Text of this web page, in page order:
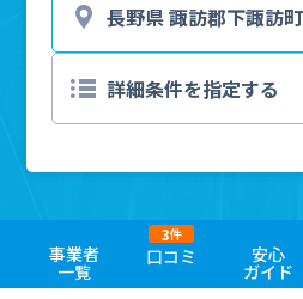
事業者
一覧
口コミ
3件
安心
ガイド